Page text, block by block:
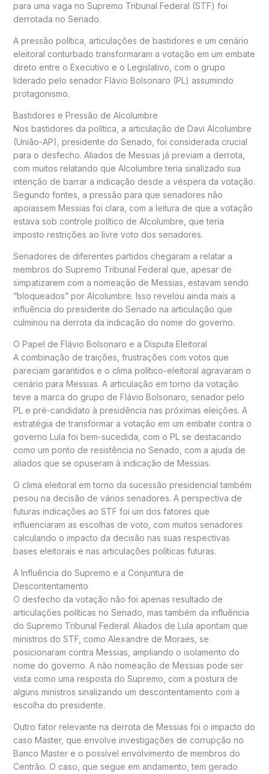
para uma vaga no Supremo Tribunal Federal (STF) foi
derrotada no Senado.
A pressão política, articulações de bastidores e um cenário
eleitoral conturbado transformaram a votação em um embate
direto entre o Executivo e o Legislativo, com o grupo
liderado pelo senador Flávio Bolsonaro (PL) assumindo
protagonismo.
Bastidores e Pressão de Alcolumbre
Nos bastidores da política, a articulação de Davi Alcolumbre
(União-AP), presidente do Senado, foi considerada crucial
para o desfecho. Aliados de Messias já previam a derrota,
com muitos relatando que Alcolumbre teria sinalizado sua
intenção de barrar a indicação desde a véspera da votação.
Segundo fontes, a pressão para que senadores não
apoiassem Messias foi clara, com a leitura de que a votação
estava sob controle político de Alcolumbre, que teria
imposto restrições ao livre voto dos senadores.
Senadores de diferentes partidos chegaram a relatar a
membros do Supremo Tribunal Federal que, apesar de
simpatizarem com a nomeação de Messias, estavam sendo
“bloqueados” por Alcolumbre. Isso revelou ainda mais a
influência do presidente do Senado na articulação que
culminou na derrota da indicação do nome do governo.
O Papel de Flávio Bolsonaro e a Disputa Eleitoral
A combinação de traições, frustrações com votos que
pareciam garantidos e o clima político-eleitoral agravaram o
cenário para Messias. A articulação em torno da votação
teve a marca do grupo de Flávio Bolsonaro, senador pelo
PL e pré-candidato à presidência nas próximas eleições. A
estratégia de transformar a votação em um embate contra o
governo Lula foi bem-sucedida, com o PL se destacando
como um ponto de resistência no Senado, com a ajuda de
aliados que se opuseram à indicação de Messias.
O clima eleitoral em torno da sucessão presidencial também
pesou na decisão de vários senadores. A perspectiva de
futuras indicações ao STF foi um dos fatores que
influenciaram as escolhas de voto, com muitos senadores
calculando o impacto da decisão nas suas respectivas
bases eleitorais e nas articulações políticas futuras.
A Influência do Supremo e a Conjuntura de
Descontentamento
O desfecho da votação não foi apenas resultado de
articulações políticas no Senado, mas também da influência
do Supremo Tribunal Federal. Aliados de Lula apontam que
ministros do STF, como Alexandre de Moraes, se
posicionaram contra Messias, ampliando o isolamento do
nome do governo. A não nomeação de Messias pode ser
vista como uma resposta do Supremo, com a postura de
alguns ministros sinalizando um descontentamento com a
escolha do presidente.
Outro fator relevante na derrota de Messias foi o impacto do
caso Master, que envolve investigações de corrupção no
Banco Master e o possível envolvimento de membros do
Centrão. O caso, que segue em andamento, tem gerado